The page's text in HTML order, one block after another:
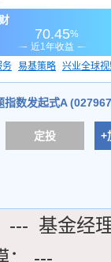
务 易基策略 兴业全球
指数发起式A
定投 +
--- 基金经
---